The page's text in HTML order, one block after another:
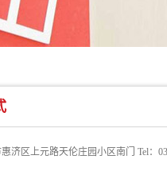
济区上元路天伦庄园小区南门 Tel：